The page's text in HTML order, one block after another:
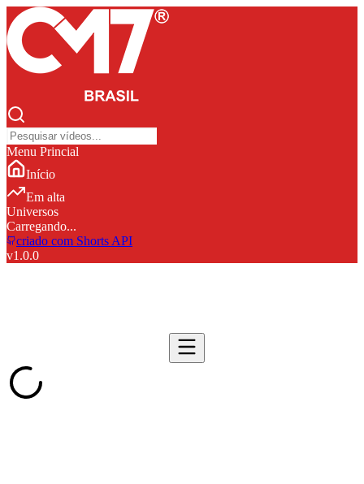
Menu Princial
Início
Em alta
Universos
Carregando...
criado com Shorts API
v1.0.0